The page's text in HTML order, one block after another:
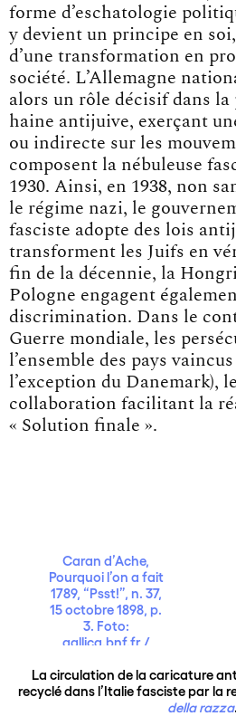
forme d’eschatologie
y devient un principe en
d’une transformation en
société. L’Allemagne
alors un rôle décisif dans la
haine antijuive, exerçant
ou indirecte sur les
composent la nébuleuse
1930. Ainsi, en 1938, non
le régime nazi, le
fasciste adopte des lois
transforment les Juifs en
fin de la décennie, la
Pologne engagent
discrimination. Dans le
Guerre mondiale, les
l’ensemble des pays
l’exception du Danemark),
collaboration facilitant la
« Solution finale ».
Caran d’Ache,
Pourquoi l’on a fait
1789, “Psst!”, n. 37,
15 octobre 1898, p.
3. Foto:
gallica.bnf.fr /
nationale de
France.
La circulation de la caricature
recyclé dans l’Italie fasciste par la
della razza.